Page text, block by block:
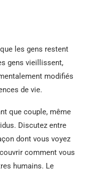
les gens restent
gens vieillissent,
modifiés
de vie.
que couple, même
Discutez entre
dont vous voyez
comment vous
humains. Le